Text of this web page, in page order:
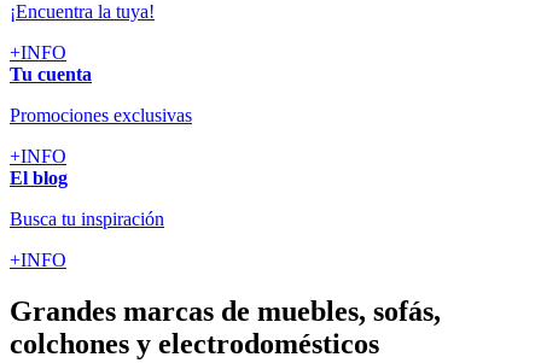
¡Encuentra la tuya!
+INFO
Tu cuenta
Promociones exclusivas
+INFO
El blog
Busca tu inspiración
+INFO
Grandes marcas de muebles, sofás,
colchones y electrodomésticos